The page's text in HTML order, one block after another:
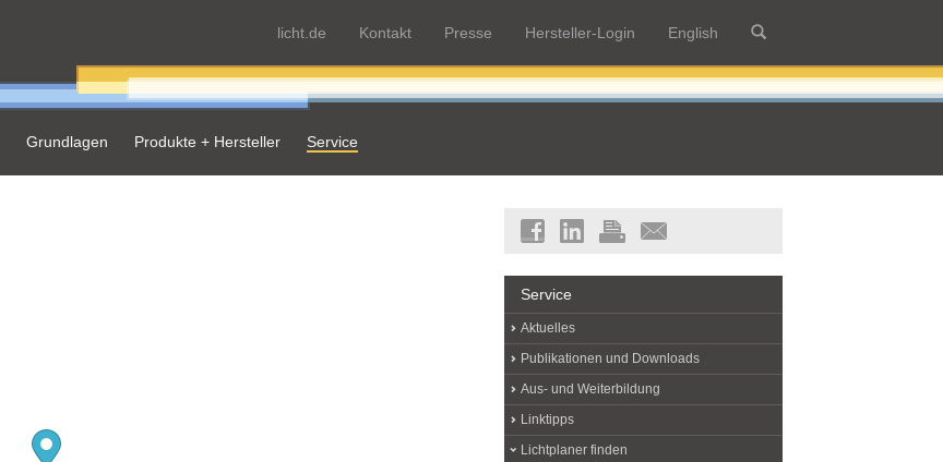
licht.de Kontakt Presse Hersteller-Login English
Grundlagen Produkte + Hersteller Service
Service
Aktuelles
Publikationen und Downloads
Aus- und Weiterbildung
Linktipps
Lichtplaner finden